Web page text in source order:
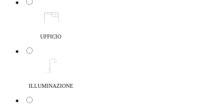
UFFICIO
ILLUMINAZIONE